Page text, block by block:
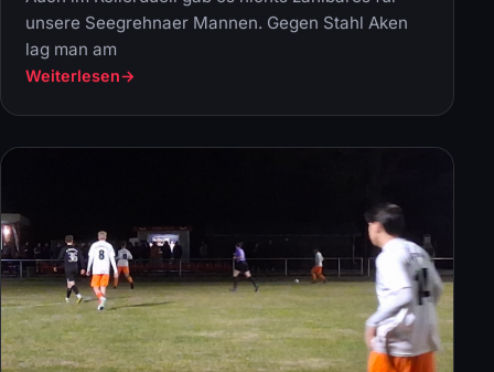
unsere Seegrehnaer Mannen. Gegen Stahl Aken
lag man am
Weiterlesen